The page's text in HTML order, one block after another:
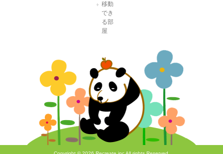
移動
でき
る部
屋